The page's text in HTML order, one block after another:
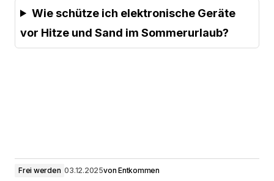
Wie schütze ich elektronische Geräte
vor Hitze und Sand im Sommerurlaub?
Frei werden 03.12.2025von Entkommen